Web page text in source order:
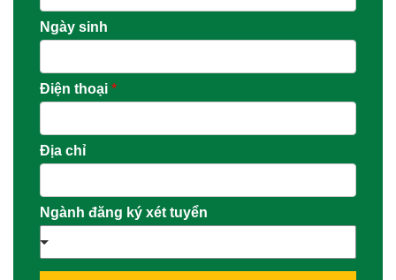
Ngày sinh
Điện thoại *
Địa chỉ
Ngành đăng ký xét tuyển